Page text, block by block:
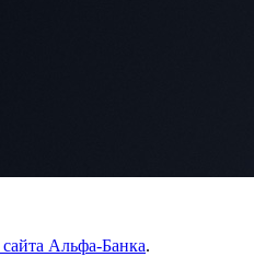
Альфа-Банка.